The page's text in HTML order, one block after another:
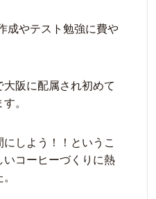
成やテスト勉強に費や
阪に配属され初めて
。
しよう！！というこ
いコーヒーづくりに熱